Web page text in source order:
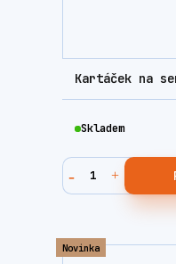
Kartáček na
Skladem
Novinka